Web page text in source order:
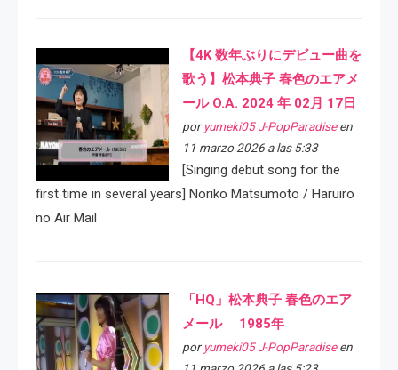
【4K 数年ぶりにデビュー曲を
歌う】松本典子 春色のエアメ
ール O.A. 2024 年 02月 17日
por yumeki05 J-PopParadiseen
11 marzo 2026 a las 5:33
[Singing debut song for the
first time in several years] Noriko Matsumoto / Haruiro
no Air Mail
「HQ」松本典子 春色のエア
メール 1985年
por yumeki05 J-PopParadiseen